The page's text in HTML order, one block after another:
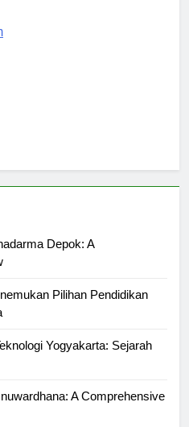
Depok: A
Pilihan Pendidikan
Yogyakarta: Sejarah
A Comprehensive